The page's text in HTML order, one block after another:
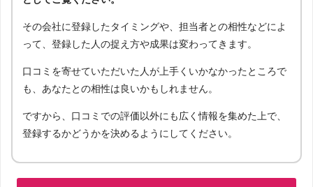
その会社に登録したタイミングや、担当者との相性などによ
って、登録した人の捉え方や成果は変わってきます。
口コミを寄せていただいた人が上手くいかなかったところで
も、あなたとの相性は良いかもしれません。
ですから、口コミでの評価以外にも広く情報を集めた上で、
登録するかどうかを決めるようにしてください。